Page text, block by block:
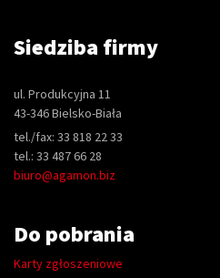
Siedziba firmy
ul. Produkcyjna 11
43-346 Bielsko-Biała
tel./fax: 33 818 22 33
tel.: 33 487 66 28
biuro@agamon.biz
Do pobrania
Karty zgłoszeniowe